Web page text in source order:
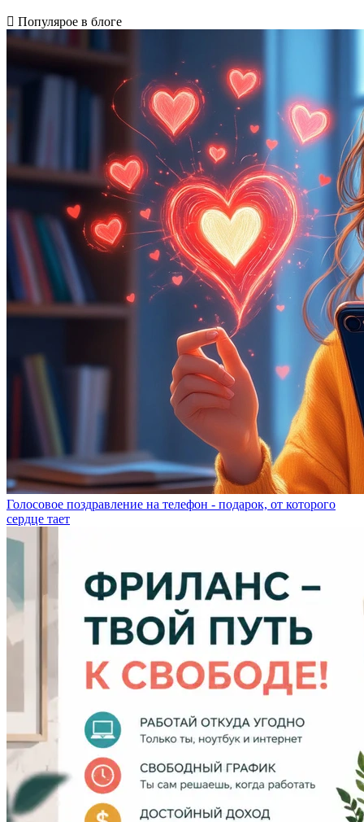
Популярое в блоге
Голосовое поздравление на телефон - подарок, от которого
сердце тает